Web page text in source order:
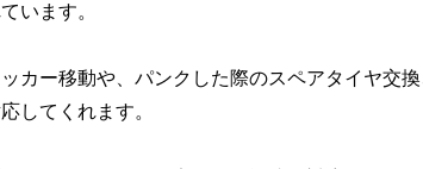
います。
カー移動や、パンクした際のスペアタイヤ交
してくれます。